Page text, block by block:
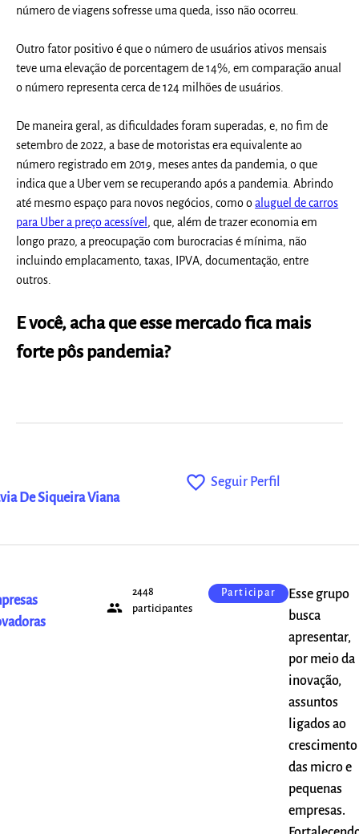
número de viagens sofresse uma queda, isso não ocorreu.
Outro fator positivo é que o número de usuários ativos mensais
teve uma elevação de porcentagem de 14%, em comparação anual
o número representa cerca de 124 milhões de usuários.
De maneira geral, as dificuldades foram superadas, e, no fim de
setembro de 2022, a base de motoristas era equivalente ao
número registrado em 2019, meses antes da pandemia, o que
indica que a Uber vem se recuperando após a pandemia.Abrindo
até mesmo espaço para novos negócios, como oaluguel de carros
para Uber a preço acessível , que, além de trazer economia em
longo prazo, a preocupação com burocracias é mínima, não
incluindo emplacamento, taxas, IPVA, documentação, entre
outros.
E você, acha que esse mercado fica mais
forte pôs pandemia?
De Siqueira Viana
favorite_outline Seguir Perfil
people
2448
participantes
Participar
Esse grupo
busca
apresentar,
por meio da
inovação,
assuntos
ligados ao
crescimento
das micro e
pequenas
empresas.